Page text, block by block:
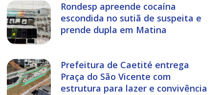
Rondesp apreende cocaína
escondida no sutiã de suspeita e
prende dupla em Matina
Prefeitura de Caetité entrega
Praça do São Vicente com
estrutura para lazer e convivência